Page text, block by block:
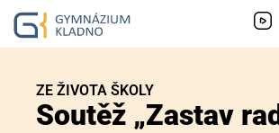
ZE ŽIVOTA ŠKOLY
Soutěž „Zastav